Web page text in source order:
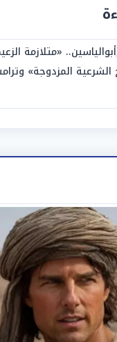
«متلازمة
المزدوجة»
في «ميتم استراتيجي»